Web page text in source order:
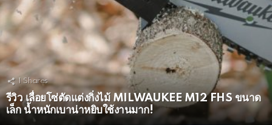
Shares
รีวิว เลื่อยโซ่ตัดแต่งกิ่งไม้ MILWAUKEE M12 FHS ขนาด
เล็ก น้ำหนักเบาน่าหยิบใช้งานมาก!